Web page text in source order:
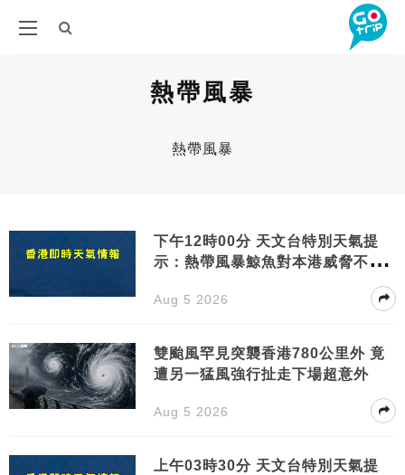
熱帶風暴
熱帶風暴
下午12時00分 天文台特別天氣提
示：熱帶風暴鯨魚對本港威脅不大
Aug 5 2026
雙颱風罕見突襲香港780公里外 竟
遭另一猛風強行扯走下場超意外
Aug 5 2026
上午03時30分 天文台特別天氣提